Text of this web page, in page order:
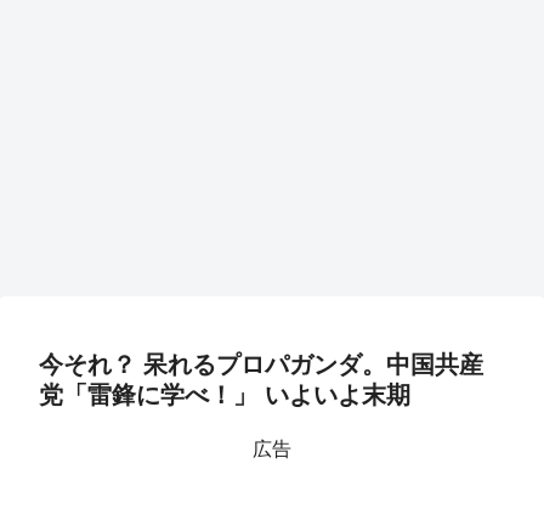
今それ？ 呆れるプロパガンダ。中国共産
党「雷鋒に学べ！」 いよいよ末期
広告